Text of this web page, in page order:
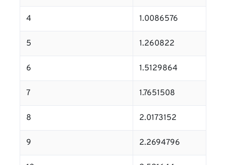
4 1.0086576
5 1.260822
6 1.5129864
7 1.7651508
8 2.0173152
9 2.2694796